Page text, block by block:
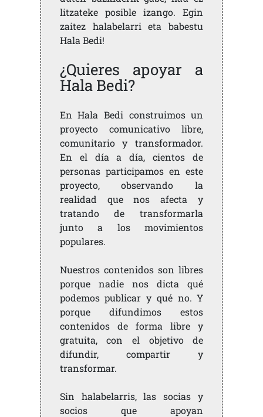
litzateke posible izango. Egin
zaitez halabelarri eta babestu
Hala Bedi!
¿Quieres apoyar a
Hala Bedi?
En Hala Bedi construimos un
proyecto comunicativo libre,
comunitario y transformador.
En el día a día, cientos de
personas participamos en este
proyecto, observando la
realidad que nos afecta y
tratando de transformarla
junto a los movimientos
populares.
Nuestros contenidos son libres
porque nadie nos dicta qué
podemos publicar y qué no. Y
porque difundimos estos
contenidos de forma libre y
gratuita, con el objetivo de
difundir, compartir y
transformar.
Sin halabelarris, las socias y
socios que apoyan